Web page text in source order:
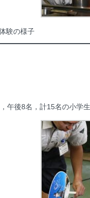
験の様子
後8名，計15名の小学生